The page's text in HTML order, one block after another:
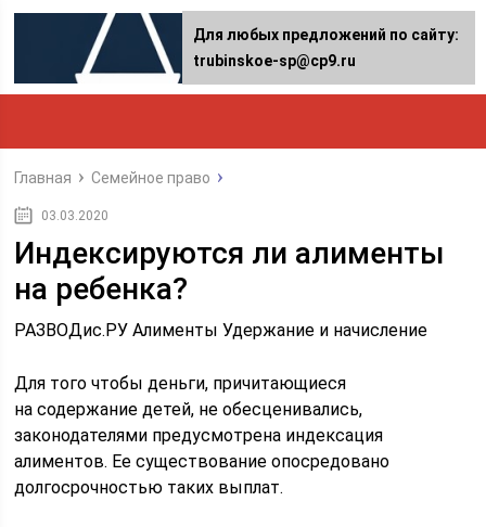
Главная Семейное право
03.03.2020
Индексируются ли алименты
на ребенка?
РАЗВОДис.РУ Алименты Удержание и начисление
Для того чтобы деньги, причитающиеся
на содержание детей, не обесценивались,
законодателями предусмотрена индексация
алиментов. Ее существование опосредовано
долгосрочностью таких выплат.
Для любых предложений по сайту:
trubinskoe-sp@cp9.ru